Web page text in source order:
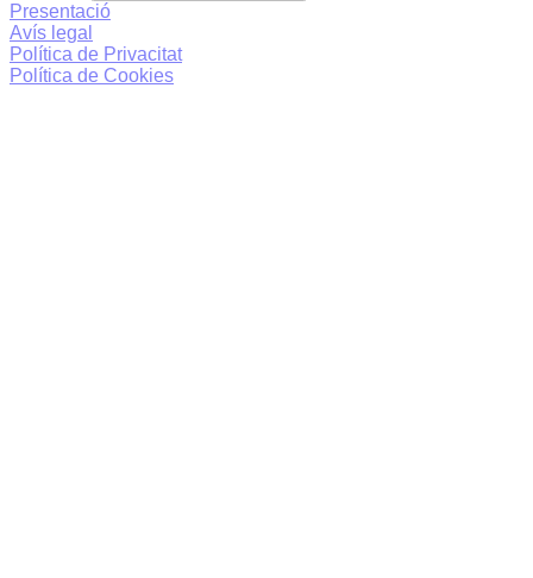
Presentació
Avís legal
Política de Privacitat
Política de Cookies